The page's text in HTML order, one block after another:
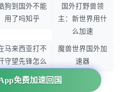
免费加速回国
狗到国外不能
用了吗知乎
国外打野兽领
主：新世界用什
么加速
马来西亚打不
守望先锋怎么
办
魔兽世界国外加
速器